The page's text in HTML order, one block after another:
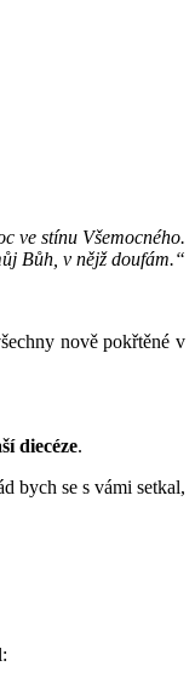
ve stínu Všemocného.
Bůh, v nějž doufám.“
nově pokřtěné v
diecéze.
bych se s vámi setkal,